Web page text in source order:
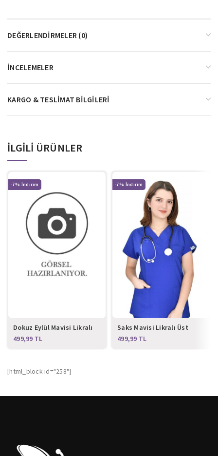
DEĞERLENDIRMELER (0)
İNCELEMELER
KARGO & TESLIMAT BILGILERI
İLGILI ÜRÜNLER
-7%
Dokuz Eylül Mavisi Likralı
Üst Forma
TL
-7%
Saks Mavisi Likralı Üst
Forma TL
[html_block id="258"]